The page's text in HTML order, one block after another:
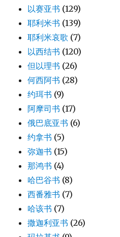
以赛亚书 (129)
耶利米书 (139)
耶利米哀歌 (7)
以西结书 (120)
但以理书 (26)
何西阿书 (28)
约珥书 (9)
阿摩司书 (17)
俄巴底亚书 (6)
约拿书 (5)
弥迦书 (15)
那鸿书 (4)
哈巴谷书 (8)
西番雅书 (7)
哈该书 (7)
撒迦利亚书 (26)